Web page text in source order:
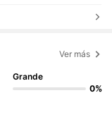
Ver más
Grande
0%